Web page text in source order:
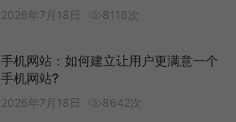
2026年7月18日 8116次
手机网站：如何建立让用户更满意一个
手机网站?
2026年7月18日 8642次